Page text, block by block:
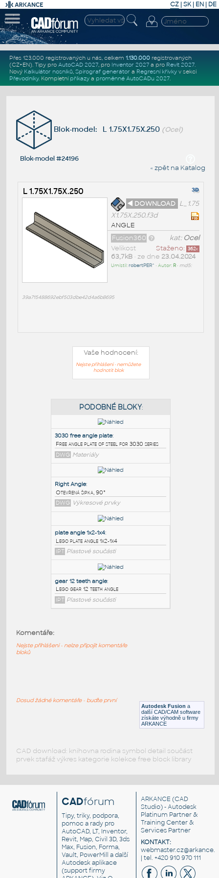
CZ | SK| EN | DE
Přes 123.000 registrovaných u nás, celkem 1.130.000registrovaných
(CZ+EN). Tipy pro AutoCAD 2027, pro Inventor 2027a pro Revit 2027.
Nový Kalkulátor nosníků, Spirograf generátor a Regresní křivkyv sekci
Převodníky. Kompletní příkazya proměnné AutoCADu 2027.
Blok-model: L 1.75X1.75X.250 (Ocel)
Blok-model #24196
« zpět na Katalog
L 1.75X1.75X.250
◄ DOWNLOAD L_1.75
X1.75X.250.f3d
ANGLE
kat: Ocel
Fusion360
Staženo: 362x
Velikost
63,7kB• ze dne 23.04.2024
Umístil:robertPER^ • Autor: R• md5:
39a715488692ebf503dbe42d4a6b8695
Vaše hodnocení:
Nejste přihlášeni - nemůžete
hodnotit blok
PODOBNÉ BLOKY:
3030 free angle plate:
Free angle plate of steel for 3030 series
DWG Materiály
Right Angle:
Otevřená šipka, 90°
DWG Výkresové prvky
IPT Plastové součásti
Plastové součásti Autodesk Fusion a
další CAD/CAM software
získáte výhodně u firmy
ARKANCE
Komentáře:
Nejste přihlášeni - nelze připojit komentáře
bloků
Dosud žádné komentáře - buďte první
CAD download: knihovna rodina symbol detail součást
prvek stafáž výkres kategorie kolekce free block library
CADfórum
Tipy, triky, podpora,
pomoc a rady pro
AutoCAD, LT, Inventor,
Revit, Map, Civil 3D, 3ds
Max, Fusion, Forma,
Vault, PowerMill a další
Autodesk aplikace
(support firmy
ARKANCE (CAD
Studio) - Autodesk
Platinum Partner &
Training Center &
Services Partner
KONTAKT:
| tel. +420 910 970 111